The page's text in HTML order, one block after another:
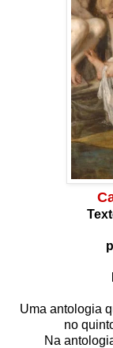
Uma antologia
no
Na